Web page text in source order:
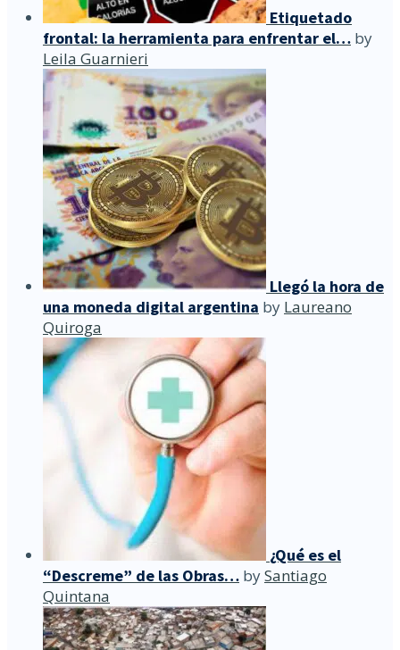
Etiquetado
frontal: la herramienta para enfrentar el… by
Leila Guarnieri
Llegó la hora de
una moneda digital argentina by Laureano
Quiroga
¿Qué es el
“Descreme” de las Obras… bySantiago
Quintana